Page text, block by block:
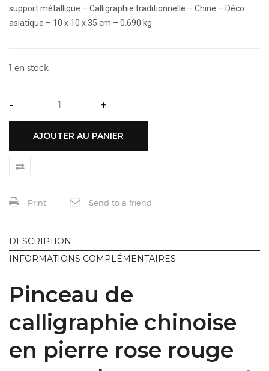
support métallique – Calligraphie traditionnelle – Chine – Déco
asiatique – 10 x 10 x 35 cm – 0.690 kg
1 en stock
- +
AJOUTER AU PANIER
Print Send to a friend
DESCRIPTION
INFORMATIONS COMPLÉMENTAIRES
Pinceau de
calligraphie chinoise
en pierre rose rouge